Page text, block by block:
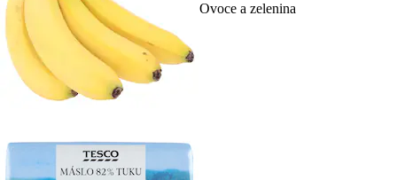
Ovoce a zelenina